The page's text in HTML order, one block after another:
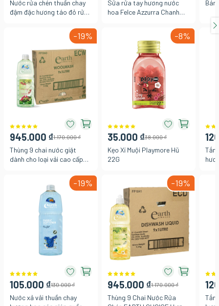
Nước rửa chén thuần chay
đậm đặc hương táo đỏ rửa
dịu nhẹ cho da tay Earth
Choice Úc, chai 500ml
Sữa rửa tay hương nước
hoa Felce Azzurra Chanh
-19%
945.000 ₫1.170.000 ₫
Thùng 9 chai nước giặt
dành cho loại vải cao cấp
-8%
35.000 ₫38.000 ₫
Kẹo Xí Muội Playmore Hũ
22G
-19%
105.000 ₫130.000 ₫
Nước xả vải thuần chay
-19%
945.000 ₫1.170.000 ₫
Thùng 9 Chai Nước Rửa